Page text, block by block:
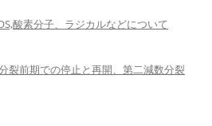
酸素分子、ラジカルなどについて
前期での停止と再開、第二減数分裂